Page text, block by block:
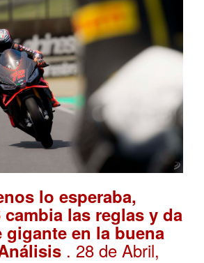
lo esperaba,
cambia las reglas y da
gigante en la buena
. 28 de Abril,